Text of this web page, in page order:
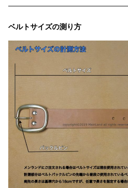
ベルトサイズの測り方